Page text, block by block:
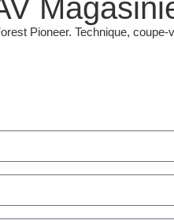
Pioneer. Technique,